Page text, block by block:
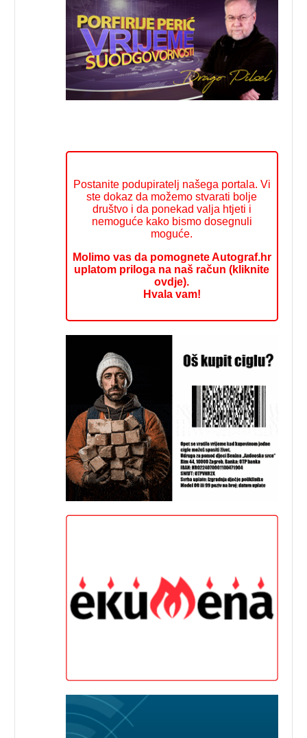
Postanite podupiratelj našega portala. Vi
ste dokaz da možemo stvarati bolje
društvo i da ponekad valja htjeti i
nemoguće kako bismo dosegnuli
moguće.
Molimo vas da pomognete Autograf.hr
uplatom priloga na naš račun (kliknite
ovdje).
Hvala vam!